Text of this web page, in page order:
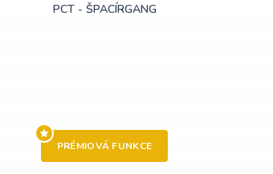
PCT - ŠPACÍRGANG
PRÉMIOVÁ FUNKCE